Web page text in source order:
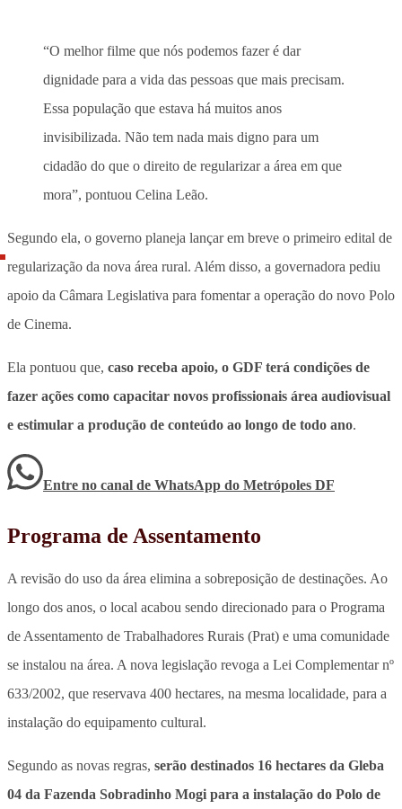
“O melhor filme que nós podemos fazer é dar
dignidade para a vida das pessoas que mais precisam.
Essa população que estava há muitos anos
invisibilizada. Não tem nada mais digno para um
cidadão do que o direito de regularizar a área em que
mora”, pontuou Celina Leão.
Segundo ela, o governo planeja lançar em breve o primeiro edital de
regularização da nova área rural. Além disso, a governadora pediu
apoio da Câmara Legislativa para fomentar a operação do novo Polo
de Cinema.
Ela pontuou que, caso receba apoio, o GDF terá condições de
fazer ações como capacitar novos profissionais área audiovisual
e estimular a produção de conteúdo ao longo de todo ano.
Entre no canal de WhatsApp do Metrópoles DF
Programa de Assentamento
A revisão do uso da área elimina a sobreposição de destinações. Ao
longo dos anos, o local acabou sendo direcionado para o Programa
de Assentamento de Trabalhadores Rurais (Prat) e uma comunidade
se instalou na área. A nova legislação revoga a Lei Complementar nº
633/2002, que reservava 400 hectares, na mesma localidade, para a
instalação do equipamento cultural.
Segundo as novas regras, serão destinados 16 hectares da Gleba
04 da Fazenda Sobradinho Mogi para a instalação do Polo de